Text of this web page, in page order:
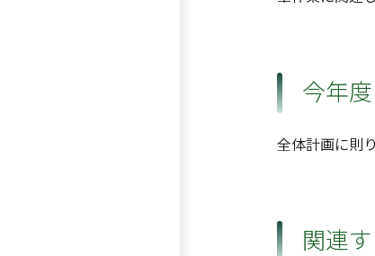
今年
全体計画に則
関連